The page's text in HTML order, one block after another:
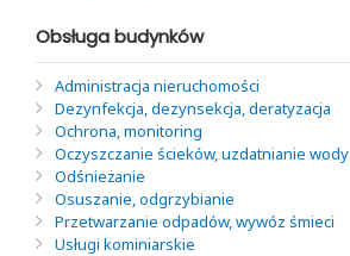
Obsługa budynków
Administracja nieruchomości
Dezynfekcja, dezynsekcja, deratyzacja
Ochrona, monitoring
Oczyszczanie ścieków, uzdatnianie wody
Odśnieżanie
Osuszanie, odgrzybianie
Przetwarzanie odpadów, wywóz śmieci
Usługi kominiarskie